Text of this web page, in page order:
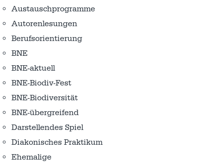
Austausch­programme
Autorenlesungen
Berufsorientierung
BNE
BNE-aktuell
BNE-Biodiv-Fest
BNE-Biodiversität
BNE-übergreifend
Darstellendes Spiel
Diakonisches Praktikum
Ehemalige